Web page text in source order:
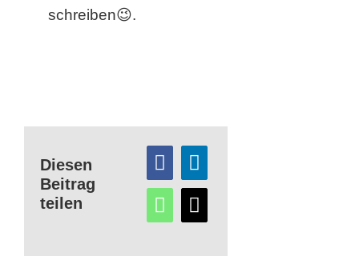
schreiben😉.
Diesen
Beitrag
teilen